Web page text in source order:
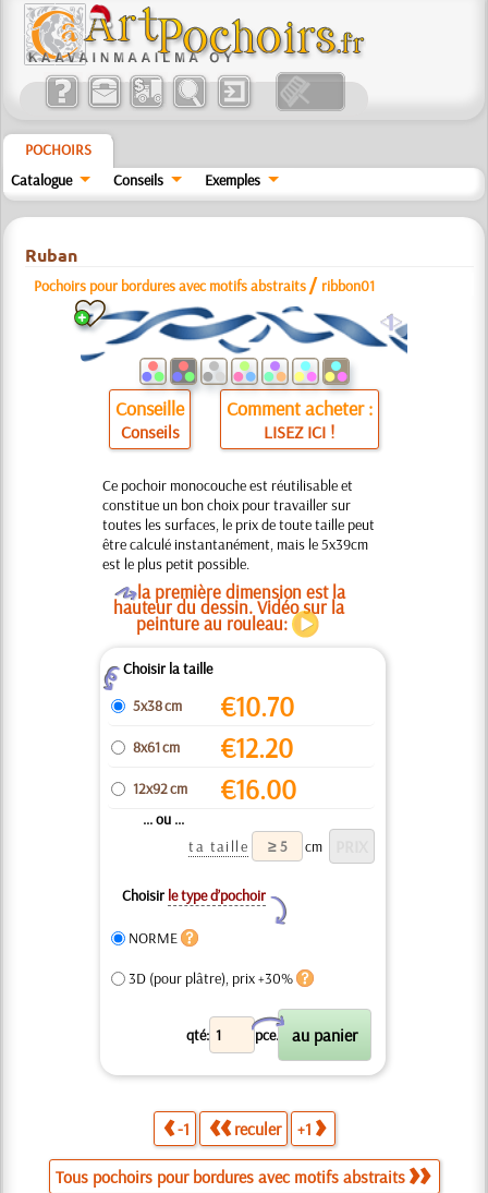
POCHOIRS
Catalogue
Conseils Exemples
Ruban
Pochoirs pour bordures avec motifs abstraits / ribbon01
a
Conseille
Conseils
Comment acheter :
LISEZ ICI !
Ce pochoir monocouche est réutilisable et
constitue un bon choix pour travailler sur
toutes les surfaces, le prix de toute taille peut
être calculé instantanément, mais le 5x39cm
est le plus petit possible.
Ola première dimension est la
hauteur du dessin. Vidéo sur la
peinture au rouleau:
ZChoisir la taille
5x38 cm
€10.70
8x61 cm €12.20
12x92 cm €16.00
... ou ...
ta taille
cm
Choisir le type d’pochoir
Y
NORME
3D (pour plâtre), prix +30%
qté: pce.
X
-1 reculer +1
Tous pochoirs pour bordures avec motifs abstraits